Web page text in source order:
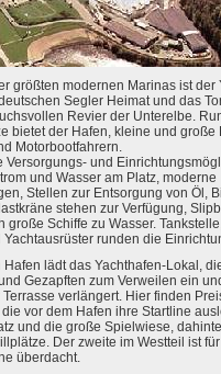
größten modernen Marinas ist der
Segler Heimat und das
Revier der Unterelbe.
bietet der Hafen, kleine und große
Motorbootfahrern.
Versorgungs- und
und Wasser am Platz, moderne
Stellen zur Entsorgung von Öl,
stehen zur Verfügung,
große Schiffe zu Wasser.
runden die
lädt das Yachthafen-Lokal, die
Gezapften zum Verweilen ein
verlängert. Hier finden
vor dem Hafen ihre Startline
und die große Spielwiese,
Der zweite im Westteil ist
überdacht.